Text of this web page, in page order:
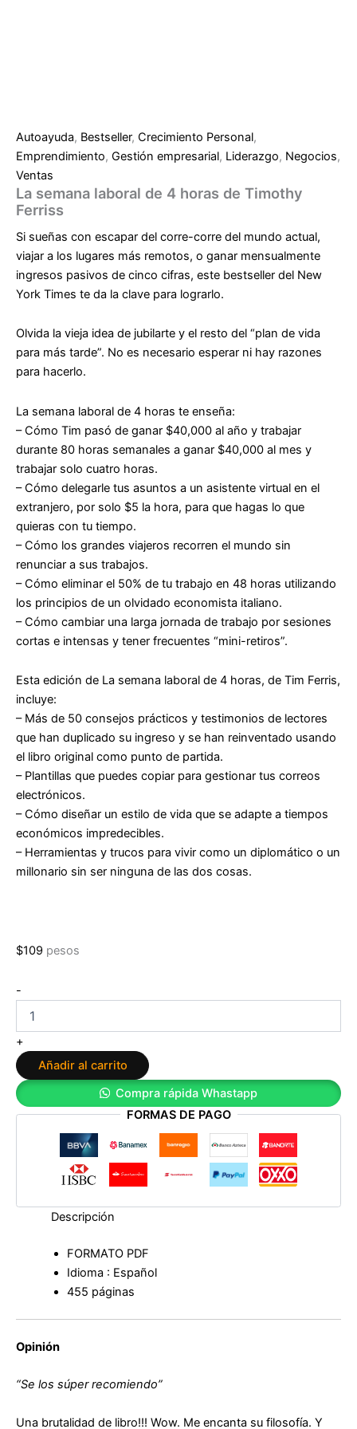
Autoayuda, Bestseller, Crecimiento Personal,
Emprendimiento, Gestión empresarial, Liderazgo, Negocios,
Ventas
La semana laboral de 4 horas de Timothy
Ferriss
Si sueñas con escapar del corre-corre del mundo actual,
viajar a los lugares más remotos, o ganar mensualmente
ingresos pasivos de cinco cifras, este bestseller del New
York Times te da la clave para lograrlo.
Olvida la vieja idea de jubilarte y el resto del “plan de vida
para más tarde”. No es necesario esperar ni hay razones
para hacerlo.
La semana laboral de 4 horas te enseña:
– Cómo Tim pasó de ganar $40,000 al año y trabajar
durante 80 horas semanales a ganar $40,000 al mes y
trabajar solo cuatro horas.
– Cómo delegarle tus asuntos a un asistente virtual en el
extranjero, por solo $5 la hora, para que hagas lo que
quieras con tu tiempo.
– Cómo los grandes viajeros recorren el mundo sin
renunciar a sus trabajos.
– Cómo eliminar el 50% de tu trabajo en 48 horas utilizando
los principios de un olvidado economista italiano.
– Cómo cambiar una larga jornada de trabajo por sesiones
cortas e intensas y tener frecuentes “mini-retiros”.
Esta edición de La semana laboral de 4 horas, de Tim Ferris,
incluye:
– Más de 50 consejos prácticos y testimonios de lectores
que han duplicado su ingreso y se han reinventado usando
el libro original como punto de partida.
– Plantillas que puedes copiar para gestionar tus correos
electrónicos.
– Cómo diseñar un estilo de vida que se adapte a tiempos
económicos impredecibles.
– Herramientas y trucos para vivir como un diplomático o un
millonario sin ser ninguna de las dos cosas.
$109 pesos
-
semana
laboral
de
4
horas
de
Ferriss
cantidad
+
Añadir al carrito
Compra rápida Whastapp
FORMAS DE PAGO
Descripción
FORMATO PDF
Idioma : Español
455 páginas
Opinión
“Se los súper recomiendo”
Una brutalidad de libro!!! Wow. Me encanta su filosofía. Y